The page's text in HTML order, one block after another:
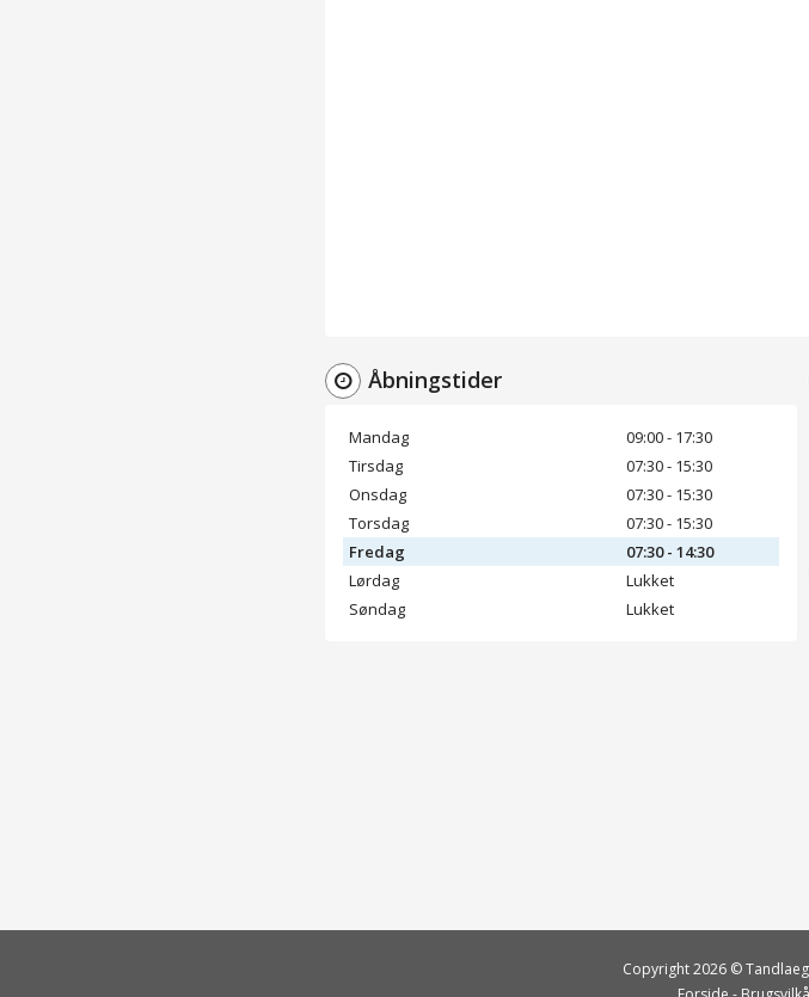
Åbningstider
Mandag
09:00 - 17:30
Tirsdag
07:30 - 15:30
Onsdag
07:30 - 15:30
Torsdag
07:30 - 15:30
Fredag
07:30 - 14:30
Lørdag
Lukket
Søndag
Lukket
Copyright 2026 ©